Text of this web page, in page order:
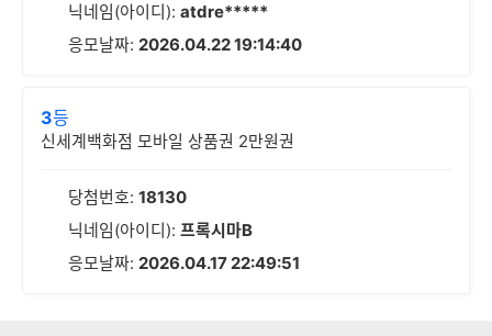
닉네임(아이디): atdre*****
응모날짜: 2026.04.22 19:14:40
3등
신세계백화점 모바일 상품권 2만원권
당첨번호: 18130
닉네임(아이디): 프록시마B
응모날짜: 2026.04.17 22:49:51